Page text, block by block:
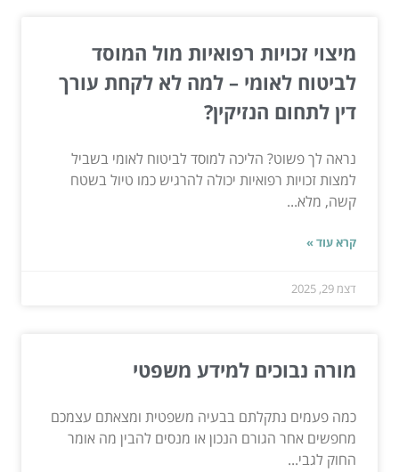
מיצוי זכויות רפואיות מול המוסד
לביטוח לאומי – למה לא לקחת עורך
דין לתחום הנזיקין?
נראה לך פשוט? הליכה למוסד לביטוח לאומי בשביל
למצות זכויות רפואיות יכולה להרגיש כמו טיול בשטח
קשה, מלא...
קרא עוד »
דצמ 29, 2025
מורה נבוכים למידע משפטי
כמה פעמים נתקלתם בבעיה משפטית ומצאתם עצמכם
מחפשים אחר הגורם הנכון או מנסים להבין מה אומר
החוק לגבי...